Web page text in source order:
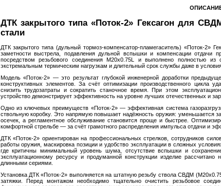
ДТК закрытого типа «Поток-2» Гексагон для
стали
ДТК закрытого типа (дульный тормоз-компенсатор-пламегаситель) «Поток-2»
заметности выстрела, подавления дульной вспышки и компенсации отдачи
посредством резьбового соединения M20x0.75L и выполнено полностью
экстремальным термическим нагрузкам и длительный срок службы даже в
Модель «Поток-2» — это результат глубокой инженерной доработки
конструктивных элементов. За счёт оптимизации производственного цикла
снизить трудозатраты и сократить станочное время. При этом
устройство демонстрирует эффективность на уровне лучших отечественных и
Одно из ключевых преимуществ «Поток-2» — эффективная система
ствольную коробку. Это напрямую повышает надёжность оружия: уменьшается
осечек, а регламентное обслуживание становится проще и быстрее.
комфортной стрельбе — за счёт грамотного распределения импульса отдачи и
ДТК «Поток-2» ориентирован на профессиональных стрелков, сотрудников
работы оружия, маскировка позиции и удобство эксплуатации в сложных
где критичны минимальный уровень шума, отсутствие вспышки и
эксплуатационному ресурсу и продуманной конструкции изделие
длинными сериями.
Установка ДТК «Поток-2» выполняется на штатную резьбу ствола СВДМ
затяжки. Перед монтажом необходимо тщательно очистить резьбовое